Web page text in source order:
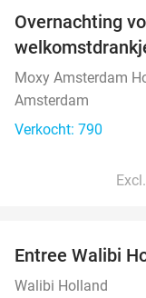
Overnachting
Moxy Amsterdam
Amsterdam
Verkocht: 790
Entree Walibi
Walibi Holland